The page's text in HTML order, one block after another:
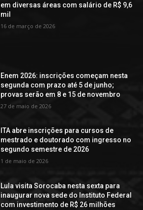
em diversas áreas com salário de R$ 9,6
mil
16 de março de 2026
Enem 2026: inscrições começam nesta
segunda com prazo até 5 de junho;
provas serão em 8 e 15 de novembro
27 de maio de 2026
ITA abre inscrições para cursos de
mestrado e doutorado com ingresso no
segundo semestre de 2026
1 de maio de 2026
Lula visita Sorocaba nesta sexta para
inaugurar nova sede do Instituto Federal
com investimento de R$ 26 milhões